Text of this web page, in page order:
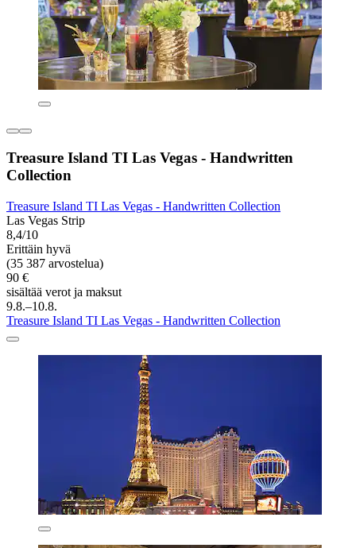
Treasure Island TI Las Vegas - Handwritten
Collection
Treasure Island TI Las Vegas - Handwritten Collection
Las Vegas Strip
8,4/10
Erittäin hyvä
(35 387 arvostelua)
90 €
sisältää verot ja maksut
9.8.–10.8.
Treasure Island TI Las Vegas - Handwritten Collection